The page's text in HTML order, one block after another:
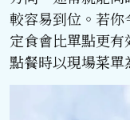
較容易到位。若你
定食會比單點更
點餐時以現場菜單